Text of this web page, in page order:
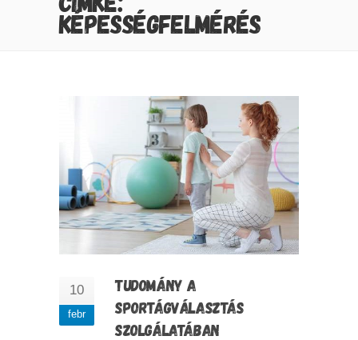
KÉPESSÉGFELMÉRÉS
10
febr
TUDOMÁNY A
SPORTÁGVÁLASZTÁS
SZOLGÁLATÁBAN